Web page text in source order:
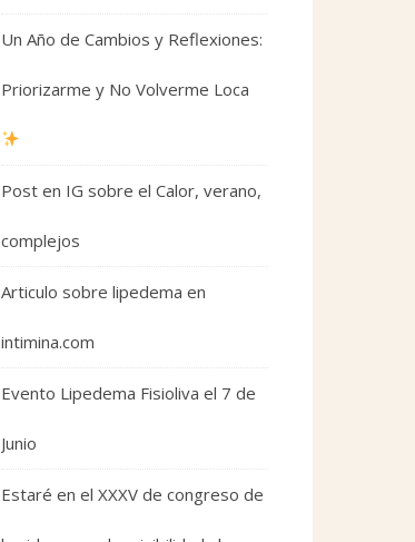
Un Año de Cambios y Reflexiones:
Priorizarme y No Volverme Loca
Post en IG sobre el Calor, verano,
complejos
Articulo sobre lipedema en
intimina.com
Evento Lipedema Fisioliva el 7 de
Junio
Estaré en el XXXV de congreso de